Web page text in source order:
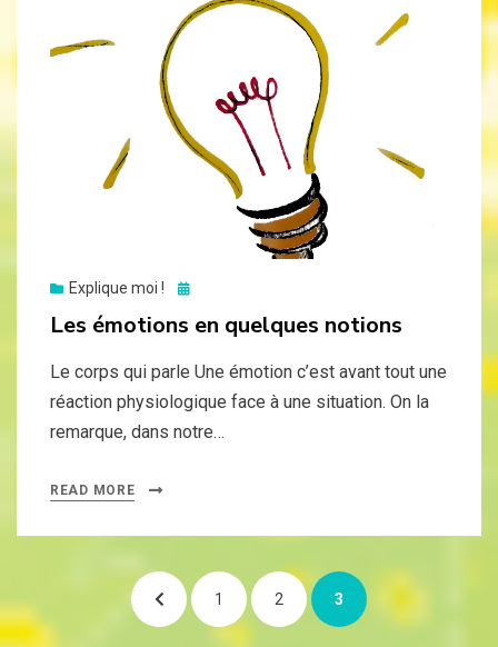
Explique moi !
Posted
Les émotions en quelques notions
Le corps qui parle Une émotion c’est avant tout une
réaction physiologique face à une situation. On la
remarque, dans notre…
READ MORE
Pagination
des
PREVIOUSPAGE
1 PAGE
2 PAGE
3